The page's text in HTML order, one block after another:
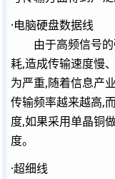
·电脑硬盘数据线
由于高频信号的
耗,造成传输速度慢
为严重,随着信息产
传输频率越来越高,
度,如果采用单晶铜
度。
·超细线